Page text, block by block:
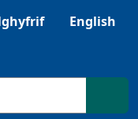
Browsealoud
English